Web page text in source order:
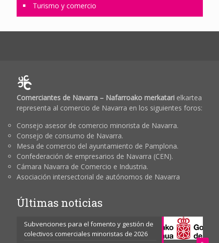
Turismo y comercio
Comerciantes de Navarra – Nafarroako merkatarielkartea
representa al comercio de Navarra en los siguientes foros:
Consejo asesor de comercio minorista de Navarra.
Consejo de consumo de Navarra.
Mesa de comercio del ayuntamiento de Pamplona.
Confederación de empresarios de Navarra (CEN).
Cámara Navarra de Comercio e Industria.
Asociación intersectorial de autónomos de Navarra
Últimas noticias
Subvenciones para el fomento y gestión de
colectivos comerciales minoristas de 2026